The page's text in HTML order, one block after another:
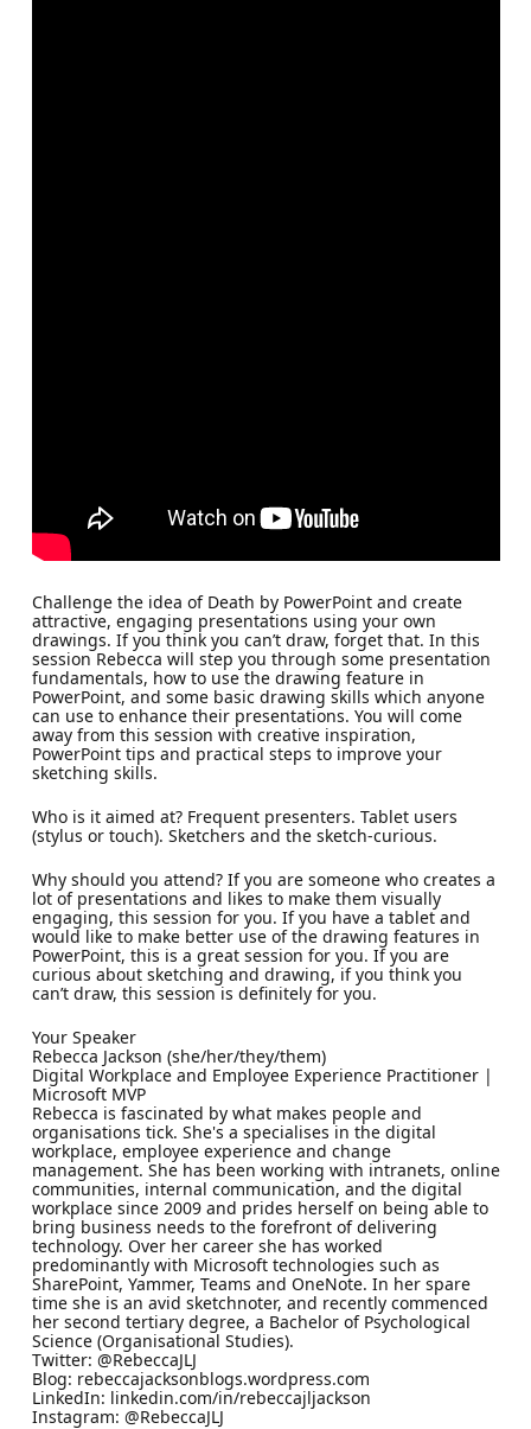
Challenge the idea of Death by PowerPoint and create
attractive, engaging presentations using your own
drawings. If you think you can’t draw, forget that. In this
session Rebecca will step you through some presentation
fundamentals, how to use the drawing feature in
PowerPoint, and some basic drawing skills which anyone
can use to enhance their presentations. You will come
away from this session with creative inspiration,
PowerPoint tips and practical steps to improve your
sketching skills.
Who is it aimed at? Frequent presenters. Tablet users
(stylus or touch). Sketchers and the sketch-curious.
Why should you attend? If you are someone who creates a
lot of presentations and likes to make them visually
engaging, this session for you. If you have a tablet and
would like to make better use of the drawing features in
PowerPoint, this is a great session for you. If you are
curious about sketching and drawing, if you think you
can’t draw, this session is definitely for you.
Your Speaker
Rebecca Jackson (she/her/they/them)
Digital Workplace and Employee Experience Practitioner |
Microsoft MVP
Rebecca is fascinated by what makes people and
organisations tick. She's a specialises in the digital
workplace, employee experience and change
management. She has been working with intranets, online
communities, internal communication, and the digital
workplace since 2009 and prides herself on being able to
bring business needs to the forefront of delivering
technology. Over her career she has worked
predominantly with Microsoft technologies such as
SharePoint, Yammer, Teams and OneNote. In her spare
time she is an avid sketchnoter, and recently commenced
her second tertiary degree, a Bachelor of Psychological
Science (Organisational Studies).
Twitter: @RebeccaJLJ
Blog: rebeccajacksonblogs.wordpress.com
LinkedIn: linkedin.com/in/rebeccajljackson
Instagram: @RebeccaJLJ